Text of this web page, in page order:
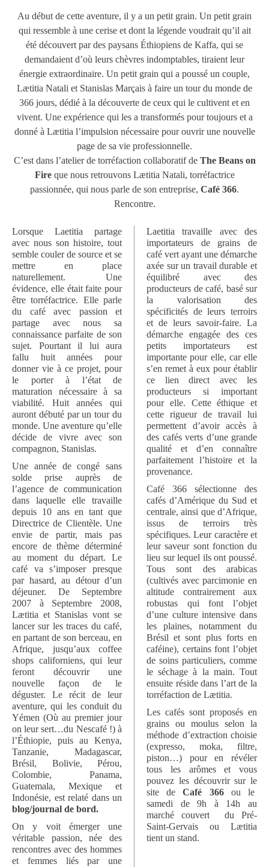
Au début de cette aventure, il y a un petit grain. Un petit grain
qui ressemble à une cerise et dont la légende voudrait qu’il ait
été découvert par des paysans Éthiopiens de Kaffa, qui se
demandaient d’où leurs chèvres indomptables, tiraient leur
énergie extraordinaire. Un petit grain qui a poussé un couple,
Lætitia Natali et Stanislas Marçais à faire un tour du monde de
366 jours, dédié à la découverte de ceux qui le cultivent et en
vivent. Une expérience qui les a transformés pour toujours et a
donné à Lætitia l’impulsion nécessaire pour ouvrir une nouvelle
page de sa vie professionnelle.
C’est dans l’atelier de torréfaction collaboratif de The Beans on
Fireque nous retrouvons Lætitia Natali, torréfactrice
passionnée, qui nous parle de son entreprise, Café 366.
Rencontre.
Lorsque Laetitia partage
avec nous son histoire, tout
semble couler de source et se
mettre en place
naturellement. Une
évidence, elle était faite pour
être torréfactrice. Elle parle
du café avec passion et
partage avec nous sa
connaissance parfaite de son
sujet. Pourtant il lui aura
fallu huit années pour
donner vie à ce projet, pour
le porter à l’état de
maturation nécessaire à sa
viabilité. Huit années qui
auront débuté par un tour du
monde. Une aventure qu’elle
décide de vivre avec son
compagnon, Stanislas.
Une année de congé sans
solde prise auprès de
l’agence de communication
dans laquelle elle travaille
depuis 10 ans en tant que
Directrice de Clientèle. Une
envie de partir, mais pas
encore de thème déterminé
au moment du départ. Le
café va s’imposer presque
par hasard, au détour d’un
déjeuner. De Septembre
2007 à Septembre 2008,
Lætitia et Stanislas vont se
lancer sur les traces du café,
en partant de son berceau, en
Afrique, jusqu’aux coffee
shops californiens, qui leur
feront découvrir une
nouvelle façon de le
déguster. Le récit de leur
aventure, qui les conduit du
Yémen (Où au premier jour
on leur sert…du Nescafé !) à
l’Éthiopie, puis au Kenya,
Tanzanie, Madagascar,
Brésil, Bolivie, Pérou,
Colombie, Panama,
Guatemala, Mexique et
Indonésie, est relaté dans un
blog/journal de bord.
On y voit émerger une
véritable passion, née des
rencontres avec des hommes
et femmes liés par une
Laetitia travaille avec des
importateurs de grains de
café vert ayant une démarche
axée sur un travail durable et
équilibré avec des
producteurs de café, basé sur
la valorisation des
spécificités de leurs terroirs
et de leurs savoir-faire. La
démarche engagée des ces
petits importateurs est
importante pour elle, car elle
s’en remet à eux pour établir
ce lien direct avec les
producteurs si important
pour elle. Cette éthique et
cette rigueur de travail lui
permettent d’avoir accès à
des cafés verts d’une grande
qualité et d’en connaître
parfaitement l’histoire et la
provenance.
Café 366 sélectionne des
cafés d’Amérique du Sud et
centrale, ainsi que d’Afrique,
issus de terroirs très
spécifiques. Leur caractère et
leur saveur sont fonction du
lieu sur lequel ils ont poussé.
Tous sont des arabicas
(cultivés avec parcimonie en
altitude contrairement aux
robustas qui font l’objet
d’une culture intensive dans
les plaines, notamment du
Brésil et sont plus forts en
caféine), certains font l’objet
de soins particuliers, comme
le séchage à la main. Tout
ensuite réside dans l’art de la
torréfaction de Lætitia.
Les cafés sont proposés en
grains ou moulus selon la
méthode d’extraction choisie
(expresso, moka, filtre,
piston…) pour en révéler
tous les arômes et vous
pouvez les découvrir sur le
site deCafé 366 ou le
samedi de 9h à 14h au
marché couvert du Pré-
Saint-Gervais ou Lætitia
tient un stand.